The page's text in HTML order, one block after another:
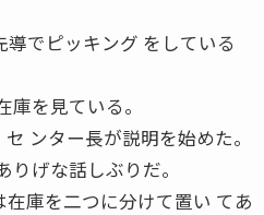
でピッキング をしている
を見ている。
ンター長が説明を始めた。
げな話しぶりだ。
在庫を二つに分けて置い てあ